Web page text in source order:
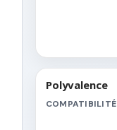
Polyvalence
COMPATIBILITÉ